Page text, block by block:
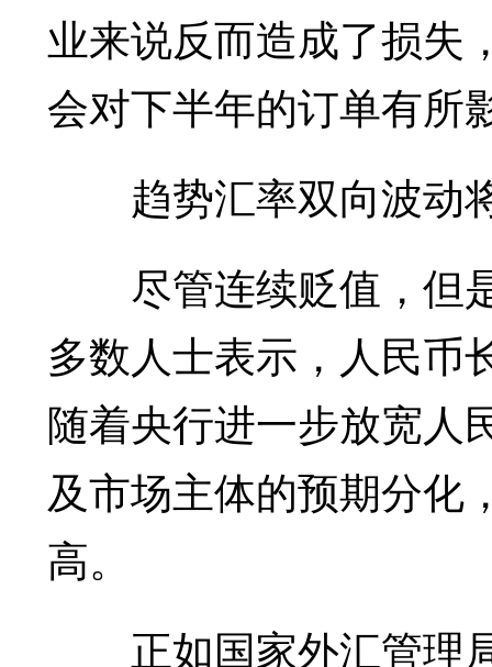
业来说反而造成了损失
会对下半年的订单有所
趋势汇率双向波动
尽管连续贬值，但
多数人士表示，人民币
随着央行进一步放宽人
及市场主体的预期分化
高。
正如国家外汇管理局